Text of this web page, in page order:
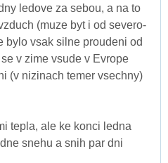
ledove za sebou, a na to
(muze byt i od severo-
bylo vsak silne proudeni od
v zime vsude v Evrope
(v nizinach temer vsechny)
tepla, ale ke konci ledna
snehu a snih par dni